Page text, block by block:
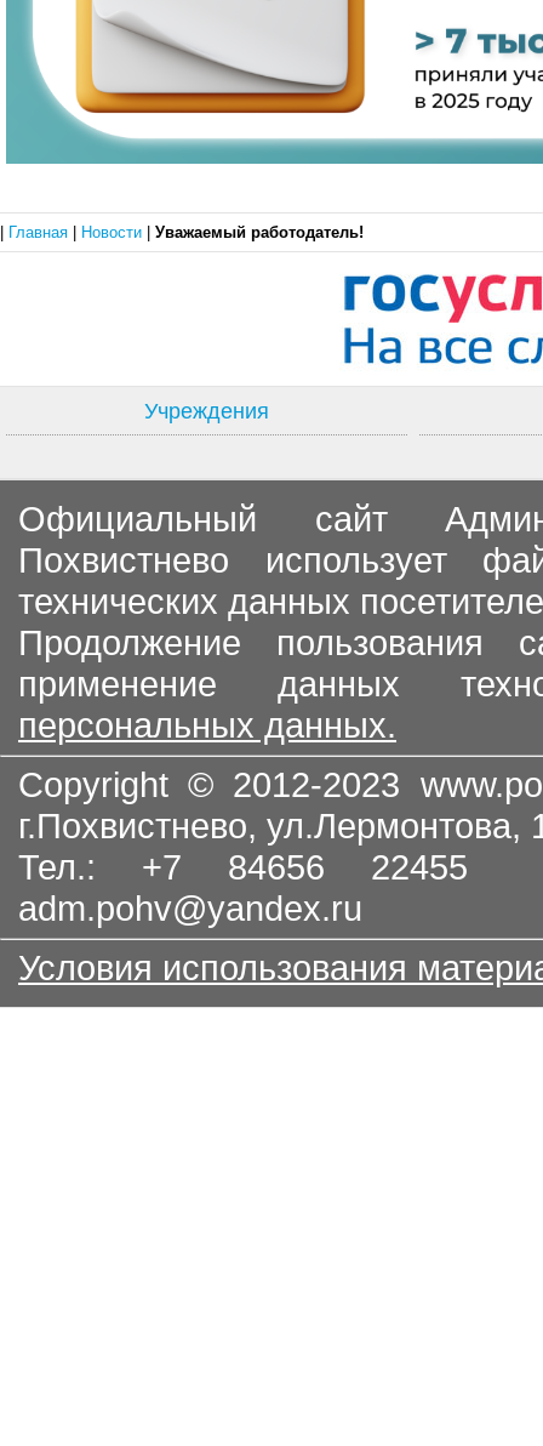
Главная Новости Уважаемый работодатель!
Учреждения
Официальный сайт
Похвистнево использует
технических данных
Продолжение пользования
применение данных
персональных данных.
Copyright © 2012-2023
г.Похвистнево, ул.Лермонтова,
Тел.: +7 84656
adm.pohv@yandex.ru
Условия использования